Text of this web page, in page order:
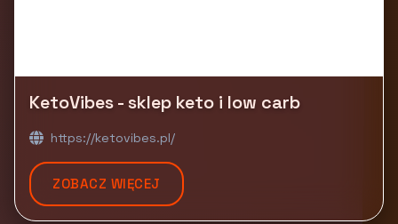
KetoVibes - sklep keto i low carb
https://ketovibes.pl/
ZOBACZ WIĘCEJ